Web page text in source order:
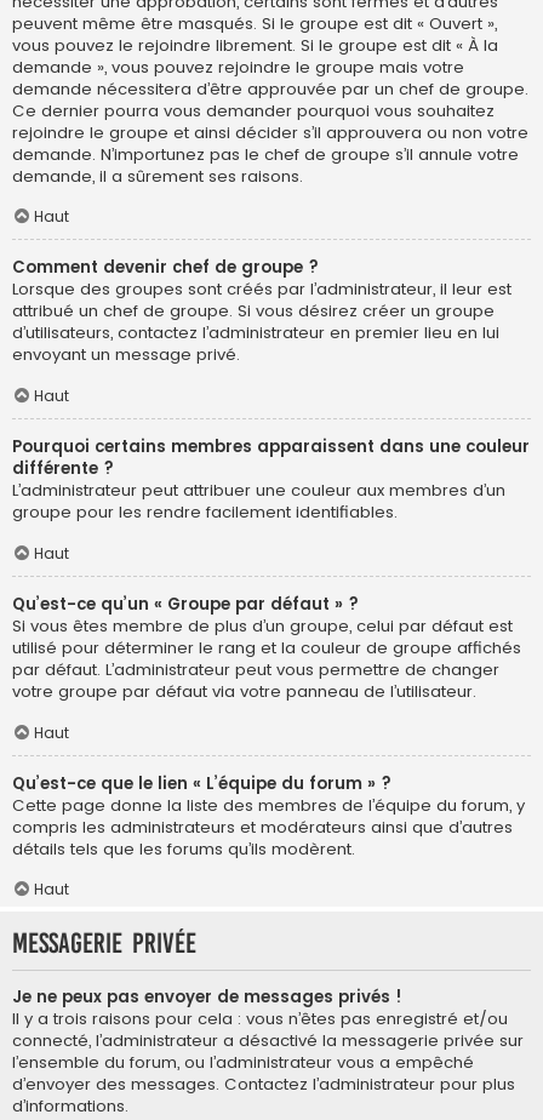
peuvent même être masqués. Si le groupe est dit « Ouvert »,
vous pouvez le rejoindre librement. Si le groupe est dit « À la
demande », vous pouvez rejoindre le groupe mais votre
demande nécessitera d’être approuvée par un chef de groupe.
Ce dernier pourra vous demander pourquoi vous souhaitez
rejoindre le groupe et ainsi décider s’il approuvera ou non votre
demande. N’importunez pas le chef de groupe s’il annule votre
demande, il a sûrement ses raisons.
Haut
Comment devenir chef de groupe ?
Lorsque des groupes sont créés par l’administrateur, il leur est
attribué un chef de groupe. Si vous désirez créer un groupe
d’utilisateurs, contactez l’administrateur en premier lieu en lui
envoyant un message privé.
Haut
Pourquoi certains membres apparaissent dans une couleur
différente ?
L’administrateur peut attribuer une couleur aux membres d’un
groupe pour les rendre facilement identifiables.
Haut
Qu’est-ce qu’un « Groupe par défaut » ?
Si vous êtes membre de plus d’un groupe, celui par défaut est
utilisé pour déterminer le rang et la couleur de groupe affichés
par défaut. L’administrateur peut vous permettre de changer
votre groupe par défaut via votre panneau de l’utilisateur.
Haut
Qu’est-ce que le lien « L’équipe du forum » ?
Cette page donne la liste des membres de l’équipe du forum, y
compris les administrateurs et modérateurs ainsi que d’autres
détails tels que les forums qu’ils modèrent.
Haut
Messagerie privée
Je ne peux pas envoyer de messages privés !
Il y a trois raisons pour cela : vous n’êtes pas enregistré et/ou
connecté, l’administrateur a désactivé la messagerie privée sur
l’ensemble du forum, ou l’administrateur vous a empêché
d’envoyer des messages. Contactez l’administrateur pour plus
d’informations.